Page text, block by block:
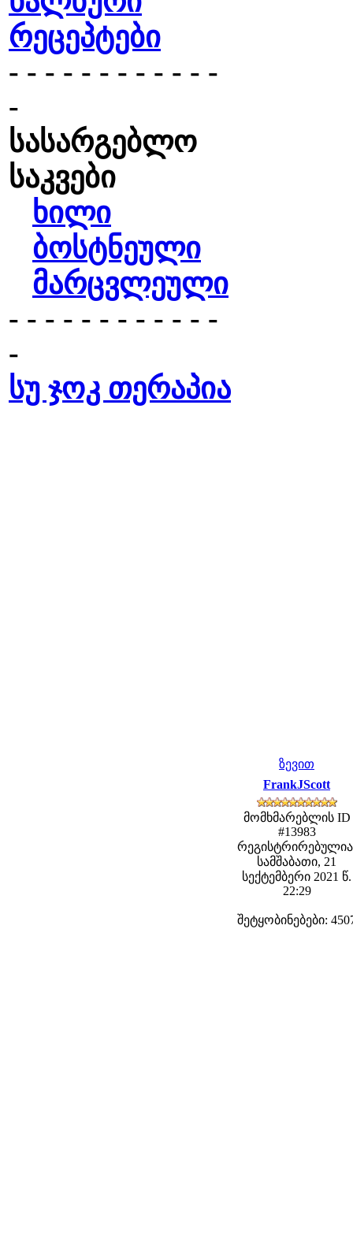
რეცეპტები
- - - - - - - - - - - -
-
სასარგებლო
საკვები
ხილი
ბოსტნეული
მარცვლეული
- - - - - - - - - - - -
-
სუ ჯოკ თერაპია
ზევით
FrankJScott
მომხმარებლის ID
#13983
სამშაბათი, 21
სექტემბერი 2021 წ.
22:29
შეტყობინებები: